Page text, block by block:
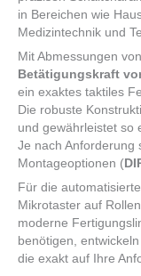
in Bereichen wie
Medizintechnik und
Mit Abmessungen von
Betätigungskraft
ein exaktes taktiles
Die robuste
und gewährleistet so
Je nach Anforderung
Montageoptionen (
Für die
Mikrotaster auf
moderne
benötigen,
die exakt auf Ihre